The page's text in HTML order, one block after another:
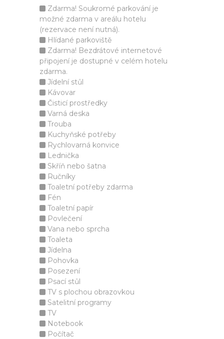
Zdarma! Soukromé parkování je
možné zdarma v areálu hotelu
(rezervace není nutná).
Hlídané parkoviště
Zdarma! Bezdrátové internetové
připojení je dostupné v celém hotelu
zdarma.
Jídelní stůl
Kávovar
Čisticí prostředky
Varná deska
Trouba
Kuchyňské potřeby
Rychlovarná konvice
Lednička
Skříň nebo šatna
Ručníky
Toaletní potřeby zdarma
Fén
Toaletní papír
Povlečení
Vana nebo sprcha
Toaleta
Jídelna
Pohovka
Posezení
Psací stůl
TV s plochou obrazovkou
Satelitní programy
TV
Notebook
Počítač